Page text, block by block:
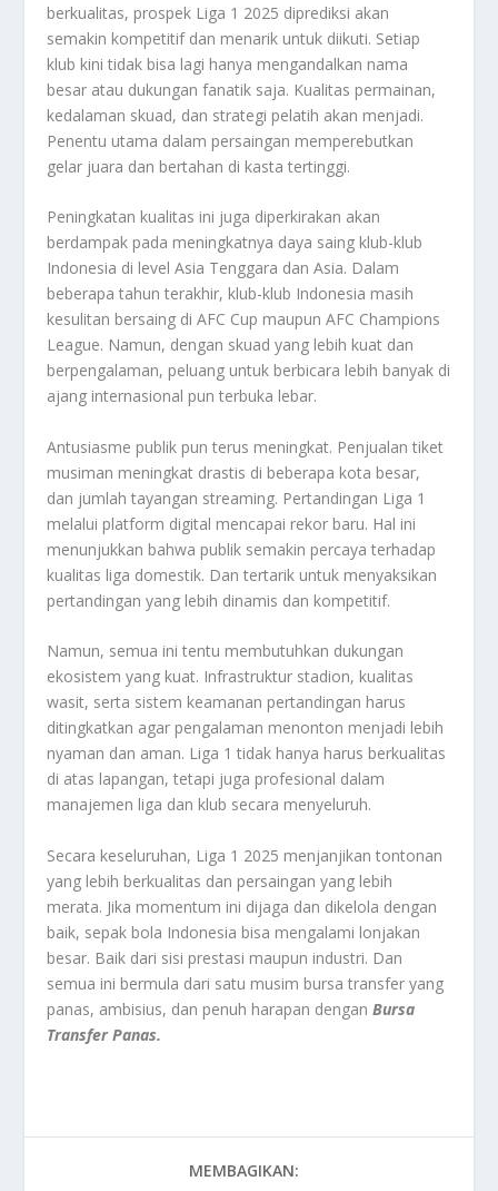
berkualitas, prospek Liga 1 2025 diprediksi akan
semakin kompetitif dan menarik untuk diikuti. Setiap
klub kini tidak bisa lagi hanya mengandalkan nama
besar atau dukungan fanatik saja. Kualitas permainan,
kedalaman skuad, dan strategi pelatih akan menjadi.
Penentu utama dalam persaingan memperebutkan
gelar juara dan bertahan di kasta tertinggi.
Peningkatan kualitas ini juga diperkirakan akan
berdampak pada meningkatnya daya saing klub-klub
Indonesia di level Asia Tenggara dan Asia. Dalam
beberapa tahun terakhir, klub-klub Indonesia masih
kesulitan bersaing di AFC Cup maupun AFC Champions
League. Namun, dengan skuad yang lebih kuat dan
berpengalaman, peluang untuk berbicara lebih banyak di
ajang internasional pun terbuka lebar.
Antusiasme publik pun terus meningkat. Penjualan tiket
musiman meningkat drastis di beberapa kota besar,
dan jumlah tayangan streaming. Pertandingan Liga 1
melalui platform digital mencapai rekor baru. Hal ini
menunjukkan bahwa publik semakin percaya terhadap
kualitas liga domestik. Dan tertarik untuk menyaksikan
pertandingan yang lebih dinamis dan kompetitif.
Namun, semua ini tentu membutuhkan dukungan
ekosistem yang kuat. Infrastruktur stadion, kualitas
wasit, serta sistem keamanan pertandingan harus
ditingkatkan agar pengalaman menonton menjadi lebih
nyaman dan aman. Liga 1 tidak hanya harus berkualitas
di atas lapangan, tetapi juga profesional dalam
manajemen liga dan klub secara menyeluruh.
Secara keseluruhan, Liga 1 2025 menjanjikan tontonan
yang lebih berkualitas dan persaingan yang lebih
merata. Jika momentum ini dijaga dan dikelola dengan
baik, sepak bola Indonesia bisa mengalami lonjakan
besar. Baik dari sisi prestasi maupun industri. Dan
semua ini bermula dari satu musim bursa transfer yang
panas, ambisius, dan penuh harapan denganBursa
Transfer Panas.
MEMBAGIKAN: